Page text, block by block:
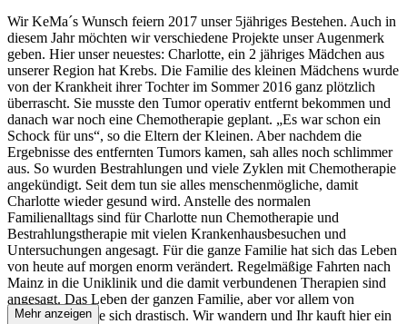
Wir KeMa´s Wunsch feiern 2017 unser 5jähriges Bestehen. Auch in
diesem Jahr möchten wir verschiedene Projekte unser Augenmerk
geben. Hier unser neuestes: Charlotte, ein 2 jähriges Mädchen aus
unserer Region hat Krebs. Die Familie des kleinen Mädchens wurde
von der Krankheit ihrer Tochter im Sommer 2016 ganz plötzlich
überrascht. Sie musste den Tumor operativ entfernt bekommen und
danach war noch eine Chemotherapie geplant. „Es war schon ein
Schock für uns“, so die Eltern der Kleinen. Aber nachdem die
Ergebnisse des entfernten Tumors kamen, sah alles noch schlimmer
aus. So wurden Bestrahlungen und viele Zyklen mit Chemotherapie
angekündigt. Seit dem tun sie alles menschenmögliche, damit
Charlotte wieder gesund wird. Anstelle des normalen
Familienalltags sind für Charlotte nun Chemotherapie und
Bestrahlungstherapie mit vielen Krankenhausbesuchen und
Untersuchungen angesagt. Für die ganze Familie hat sich das Leben
von heute auf morgen enorm verändert. Regelmäßige Fahrten nach
Mainz in die Uniklinik und die damit verbundenen Therapien sind
angesagt. Das Leben der ganzen Familie, aber vor allem von
Charlotte wandte sich drastisch. Wir wandern und Ihr kauft hier ein
Mehr anzeigen